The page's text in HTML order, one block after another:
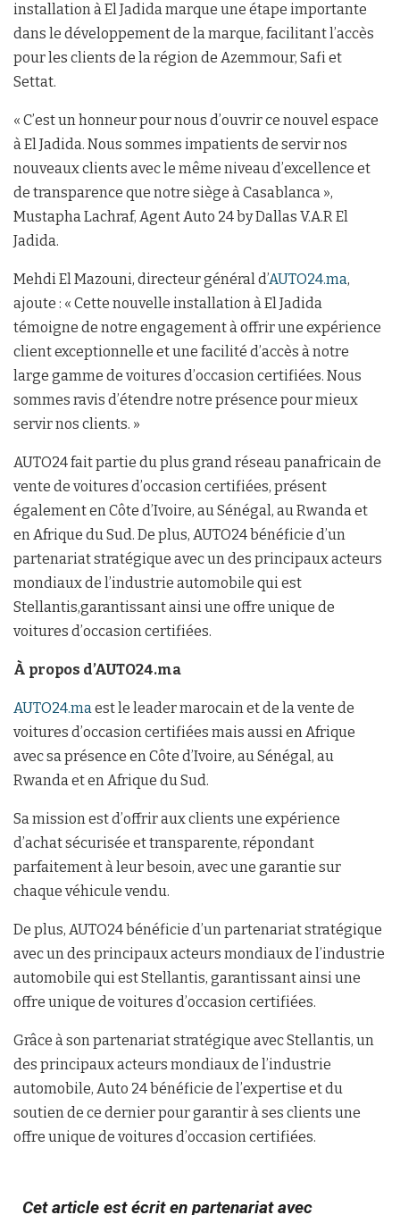
installation à El Jadida marque une étape importante
dans le développement de la marque, facilitant l’accès
pour les clients de la région de Azemmour, Safi et
Settat.
« C’est un honneur pour nous d’ouvrir ce nouvel espace
à El Jadida. Nous sommes impatients de servir nos
nouveaux clients avec le même niveau d’excellence et
de transparence que notre siège à Casablanca »,
Mustapha Lachraf, Agent Auto 24 by Dallas V.A.R El
Jadida.
Mehdi El Mazouni, directeur général d’AUTO24.ma,
ajoute : « Cette nouvelle installation à El Jadida
témoigne de notre engagement à offrir une expérience
client exceptionnelle et une facilité d’accès à notre
large gamme de voitures d’occasion certifiées. Nous
sommes ravis d’étendre notre présence pour mieux
servir nos clients. »
AUTO24 fait partie du plus grand réseau panafricain de
vente de voitures d’occasion certifiées, présent
également en Côte d’Ivoire, au Sénégal, au Rwanda et
en Afrique du Sud. De plus, AUTO24 bénéficie d’un
partenariat stratégique avec un des principaux acteurs
mondiaux de l’industrie automobile qui est
Stellantis,garantissant ainsi une offre unique de
voitures d’occasion certifiées.
À propos d’AUTO24.ma
AUTO24.maest le leader marocain et de la vente de
voitures d’occasion certifiées mais aussi en Afrique
avec sa présence en Côte d’Ivoire, au Sénégal, au
Rwanda et en Afrique du Sud.
Sa mission est d’offrir aux clients une expérience
d’achat sécurisée et transparente, répondant
parfaitement à leur besoin, avec une garantie sur
chaque véhicule vendu.
De plus, AUTO24 bénéficie d’un partenariat stratégique
avec un des principaux acteurs mondiaux de l’industrie
automobile qui est Stellantis, garantissant ainsi une
offre unique de voitures d’occasion certifiées.
Grâce à son partenariat stratégique avec Stellantis, un
des principaux acteurs mondiaux de l’industrie
automobile, Auto 24 bénéficie de l’expertise et du
soutien de ce dernier pour garantir à ses clients une
offre unique de voitures d’occasion certifiées.
Cet article est écrit en partenariat avec